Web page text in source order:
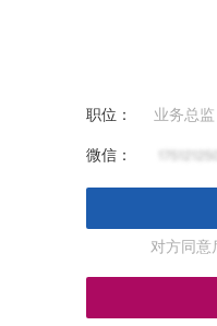
职位： 业务总监
微信：
对方同意